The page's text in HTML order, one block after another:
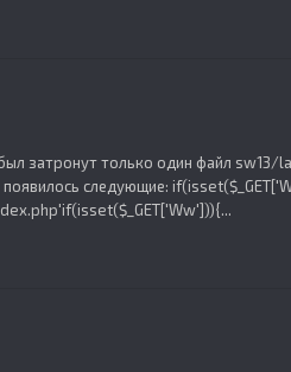
затронут только один файл sw13/
следующие: